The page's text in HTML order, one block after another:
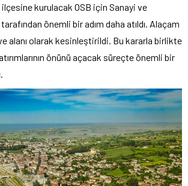
ilçesine kurulacak OSB için Sanayi ve
önemli bir adım daha atıldı. Alaçam
alanı olarak kesinleştirildi. Bu kararla birlikte
önünü açacak süreçte önemli bir